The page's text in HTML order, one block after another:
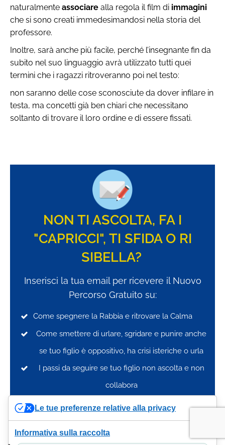
naturalmente associare alla regola il film di immagini
che si sono creati immedesimandosi nella storia del
professore.
Inoltre, sarà anche più facile, perché l’insegnante fin da
subito nel suo linguaggio avrà utilizzato tutti quei
termini che i ragazzi ritroveranno poi nel testo:
non saranno delle cose sconosciute da dover infilare in
testa, ma concetti già ben chiari che necessitano
soltanto di trovare il loro ordine e di essere fissati.
NON TI ASCOLTA, FA I
"CAPRICCI", TI SFIDA O RI
SIBELLA?
Inserisci la tua email per ricevere il Nuovo
Percorso Gratuito su:
Come spegnere la Rabbia e ritrovare la Calma
Come smettere di urlare, sgridare e punire anche
se tuo figlio è oppositivo, ha crisi isteriche o urla
I passi da seguire se tuo figlio non ascolta e non
collabora
Le tue preferenze relative alla privacy
Informativa sulla raccolta